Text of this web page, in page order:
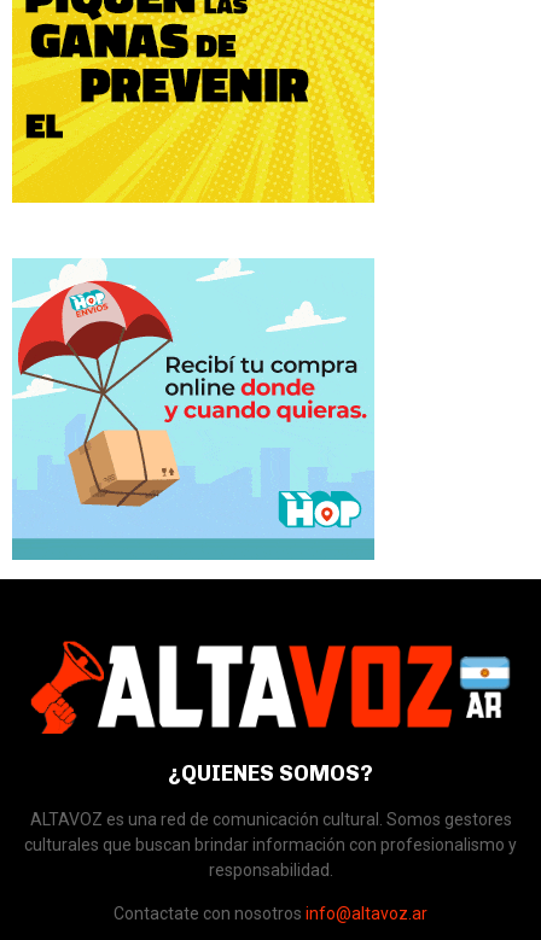
¿QUIENES SOMOS?
ALTAVOZ es una red de comunicación cultural. Somos gestores
culturales que buscan brindar información con profesionalismo y
responsabilidad.
Contactate con nosotros info@altavoz.ar